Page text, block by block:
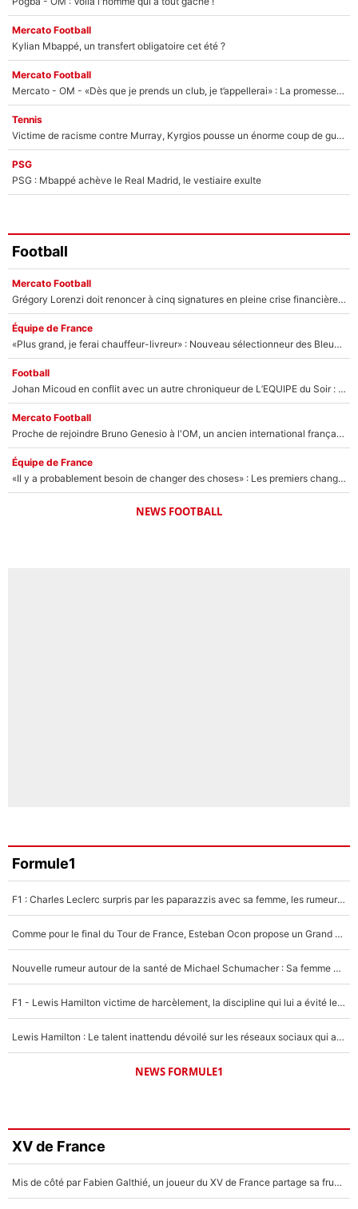
Mercato Football
Kylian Mbappé, un transfert obligatoire cet été ?
Mercato Football
Mercato - OM - «Dès que je prends un club, je t’appellerai» : La promesse de Marcelino au moment de claquer la porte
Tennis
Victime de racisme contre Murray, Kyrgios pousse un énorme coup de gueule !
PSG
PSG : Mbappé achève le Real Madrid, le vestiaire exulte
Football
Mercato Football
Grégory Lorenzi doit renoncer à cinq signatures en pleine crise financière : L’IA propose sept noms à l’OM pour un mercato réussi... à seulement 5M€ !
Équipe de France
«Plus grand, je ferai chauffeur-livreur» : Nouveau sélectionneur des Bleus, Zinédine Zidane s’était imaginé un avenir très différent lorsqu'il était enfant
Football
Johan Micoud en conflit avec un autre chroniqueur de L’EQUIPE du Soir : «Pendant un moment, je ne les ai pas remis ensemble dans l'émission»
Mercato Football
Proche de rejoindre Bruno Genesio à l'OM, un ancien international français va finalement débarquer... sur RMC !
Équipe de France
«Il y a probablement besoin de changer des choses» : Les premiers changements de Zinedine Zidane en équipe de France sont révélés ?
NEWS FOOTBALL
Formule1
F1 : Charles Leclerc surpris par les paparazzis avec sa femme, les rumeurs étaient vraies !
Comme pour le final du Tour de France, Esteban Ocon propose un Grand Prix de Formule 1 à Paris : «Autour de l’Arc de Triomphe, ce serait génial» !
Nouvelle rumeur autour de la santé de Michael Schumacher : Sa femme Corinna sort du silence
F1 - Lewis Hamilton victime de harcèlement, la discipline qui lui a évité le pire : «J'aurais probablement mal tourné»
Lewis Hamilton : Le talent inattendu dévoilé sur les réseaux sociaux qui a impressionné Kim Kardashian pendant leurs vacances en amoureux !
NEWS FORMULE1
XV de France
Mis de côté par Fabien Galthié, un joueur du XV de France partage sa frustration : «ils ne me l’ont pas dit tout de suite»